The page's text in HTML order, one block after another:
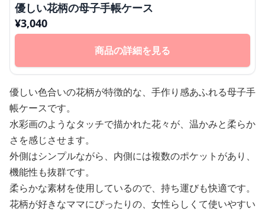
優しい花柄の母子手帳ケース
¥3,040
商品の詳細を見る
優しい色合いの花柄が特徴的な、手作り感あふれる母子手
帳ケースです。
水彩画のようなタッチで描かれた花々が、温かみと柔らか
さを感じさせます。
外側はシンプルながら、内側には複数のポケットがあり、
機能性も抜群です。
柔らかな素材を使用しているので、持ち運びも快適です。
花柄が好きなママにぴったりの、女性らしくて使いやすい